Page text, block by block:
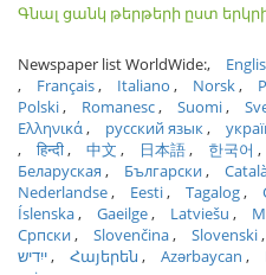
Գնալ ցանկ թերթերի ըստ
Newspaper list WorldWide:
Français
Italiano Norsk
Polski
Romanesc Suomi
Ελληνικά
русский язык
हिन्दी
中文 日本語 한국어
Беларуская
Български
Nederlandse
Eesti Tagalog
Íslenska
Gaeilge Latviešu
Српски
Slovenčina Slovenski
ייִדיש
Հայերեն Azərbaycan